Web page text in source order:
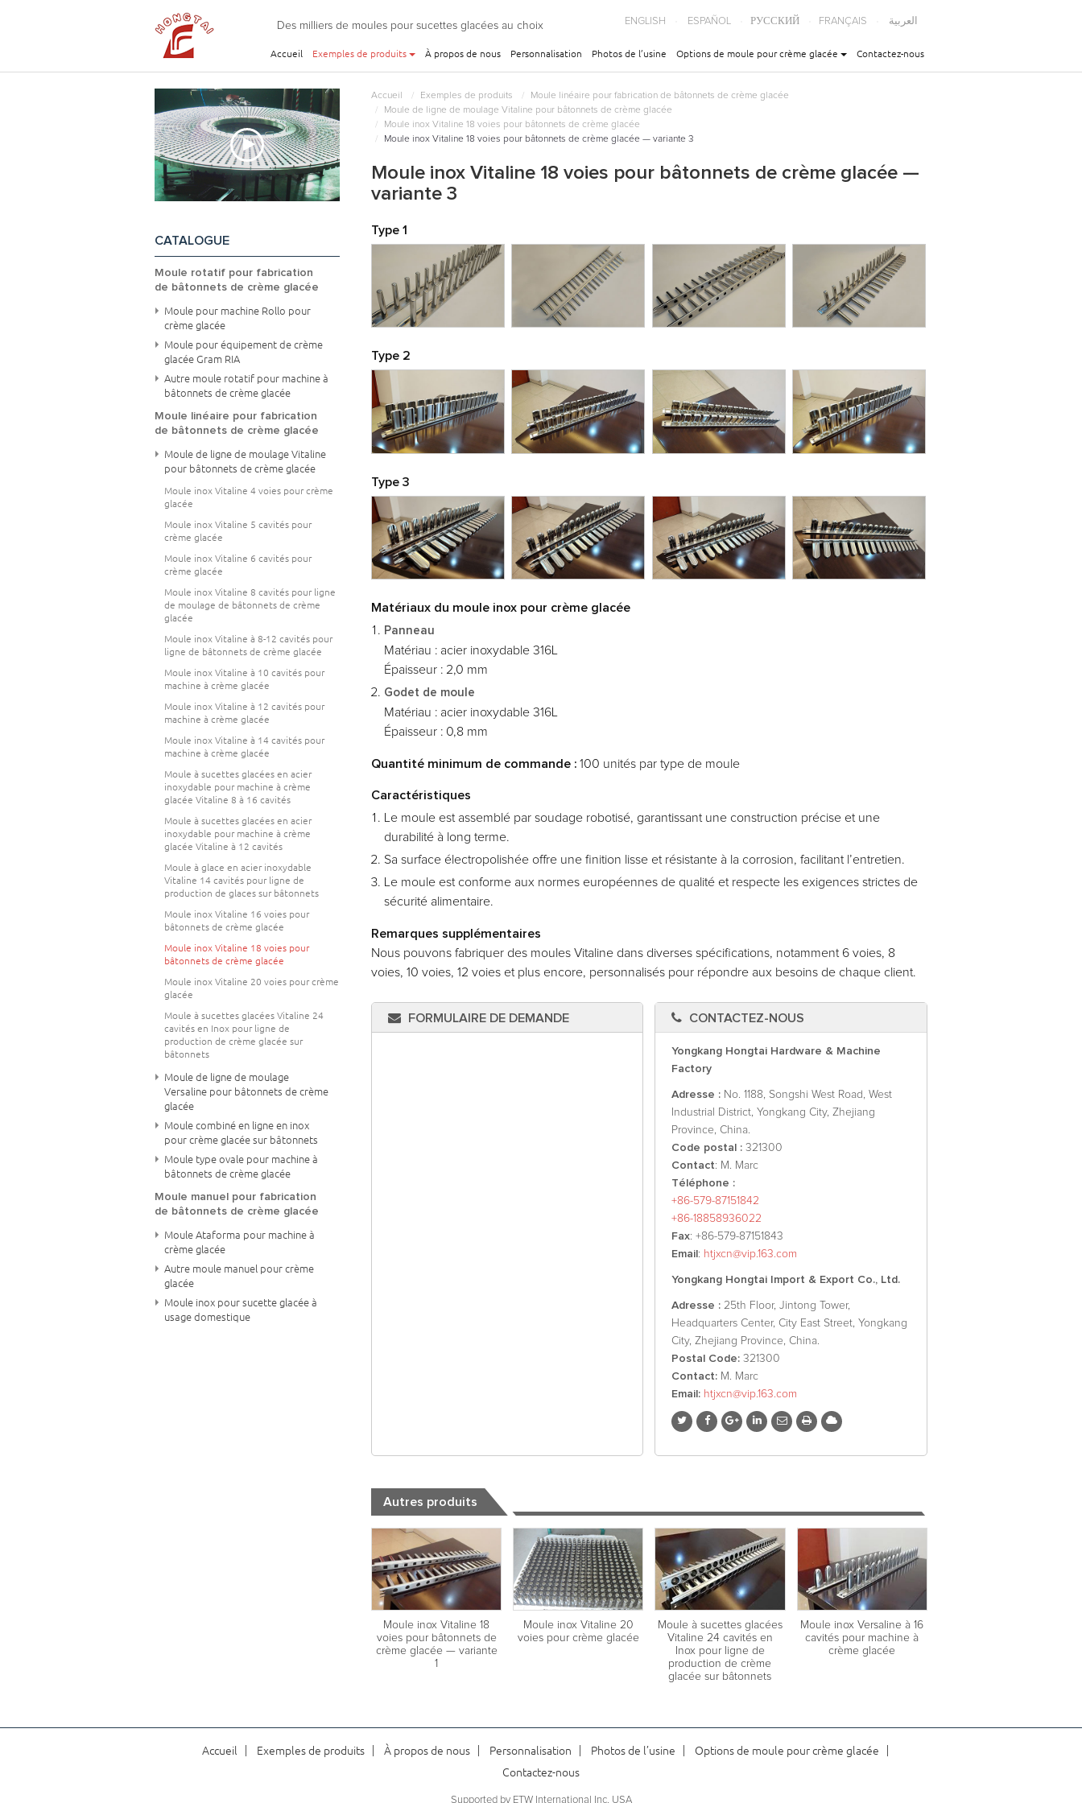
ENGLISH ESPAÑOL РУССКИЙ FRANÇAIS العربية Des milliers de moules pour sucettes glacées au choix
Accueil Exemples de produits À propos de nous Personnalisation Photos de l’usine Options de moule pour crème glacée Contactez-nous
Accueil Exemples de produits
Moule linéaire pour fabrication de bâtonnets de crème glacée
Moule de ligne de moulage Vitaline pour bâtonnets de crème glacée
Moule inox Vitaline 18 voies pour bâtonnets de crème glacée
Moule inox Vitaline 18 voies pour bâtonnets de crème glacée — variante 3
Moule inox Vitaline 18 voies pour bâtonnets de crème glacée —
variante 3
Type 1
Type 2
Type 3
Matériaux du moule inox pour crème glacée
Panneau
Matériau : acier inoxydable 316L
Épaisseur : 2,0 mm
Godet de moule
Matériau : acier inoxydable 316L
Épaisseur : 0,8 mm
Quantité minimum de commande :100 unités par type de moule
Caractéristiques
Le moule est assemblé par soudage robotisé, garantissant une construction précise et une
durabilité à long terme.
Sa surface électropolishée offre une finition lisse et résistante à la corrosion, facilitant l’entretien.
Le moule est conforme aux normes européennes de qualité et respecte les exigences strictes de
sécurité alimentaire.
Remarques supplémentaires
Nous pouvons fabriquer des moules Vitaline dans diverses spécifications, notamment 6 voies, 8
voies, 10 voies, 12 voies et plus encore, personnalisés pour répondre aux besoins de chaque client.
FORMULAIRE DE DEMANDE CONTACTEZ-NOUS
Yongkang Hongtai Hardware & Machine
Factory
Adresse : No. 1188, Songshi West Road, West
Industrial District, Yongkang City, Zhejiang
Province, China.
Code postal : 321300
Contact: M. Marc
Téléphone :
+86-579-87151842
+86-18858936022
Fax: +86-579-87151843
Email : htjxcn@vip.163.com
Yongkang Hongtai Import & Export Co., Ltd.
Adresse : 25th Floor, Jintong Tower,
Headquarters Center, City East Street, Yongkang
City, Zhejiang Province, China.
Postal Code: 321300
Contact: M. Marc
Email: htjxcn@vip.163.com
Autres produits
Moule inox Vitaline 18
voies pour bâtonnets de
crème glacée — variante
1
Moule inox Vitaline 20
voies pour crème glacée
Moule à sucettes glacées
Vitaline 24 cavités en
Inox pour ligne de
production de crème
glacée sur bâtonnets
Moule inox Versaline à 16
cavités pour machine à
crème glacée
CATALOGUE
Moule rotatif pour fabrication
de bâtonnets de crème glacée
Moule pour machine Rollo pour
crème glacée
Moule pour équipement de crème
glacée Gram RIA
Autre moule rotatif pour machine à
bâtonnets de crème glacée
Moule linéaire pour fabrication
de bâtonnets de crème glacée
Moule de ligne de moulage Vitaline
pour bâtonnets de crème glacée
Moule inox Vitaline 4 voies pour crème
glacée
Moule inox Vitaline 5 cavités pour
crème glacée
Moule inox Vitaline 6 cavités pour
crème glacée
Moule inox Vitaline 8 cavités pour ligne
de moulage de bâtonnets de crème
glacée
Moule inox Vitaline à 8-12 cavités pour
ligne de bâtonnets de crème glacée
Moule inox Vitaline à 10 cavités pour
machine à crème glacée
Moule inox Vitaline à 12 cavités pour
machine à crème glacée
Moule inox Vitaline à 14 cavités pour
machine à crème glacée
Moule à sucettes glacées en acier
inoxydable pour machine à crème
glacée Vitaline 8 à 16 cavités
Moule à sucettes glacées en acier
inoxydable pour machine à crème
glacée Vitaline à 12 cavités
Moule à glace en acier inoxydable
Vitaline 14 cavités pour ligne de
production de glaces sur bâtonnets
Moule inox Vitaline 16 voies pour
bâtonnets de crème glacée
Moule inox Vitaline 18 voies pour
bâtonnets de crème glacée
Moule inox Vitaline 20 voies pour crème
glacée
Moule à sucettes glacées Vitaline 24
cavités en Inox pour ligne de
production de crème glacée sur
bâtonnets
Moule de ligne de moulage
Versaline pour bâtonnets de crème
glacée
Moule combiné en ligne en inox
pour crème glacée sur bâtonnets
Moule type ovale pour machine à
bâtonnets de crème glacée
Moule manuel pour fabrication
de bâtonnets de crème glacée
Moule Ataforma pour machine à
crème glacée
Autre moule manuel pour crème
glacée
Moule inox pour sucette glacée à
usage domestique
Accueil Exemples de produits À propos de nous Personnalisation Photos de l’usine
Options de moule pour crème glacée
Contactez-nous
Supported by ETW International Inc. USA